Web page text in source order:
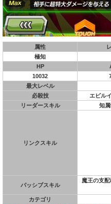
属性
極知
HP
10032
最大レベル
必殺技
エビル
リーダースキル
知
リンクスキル
パッシブスキル
魔王の支
カテゴリ